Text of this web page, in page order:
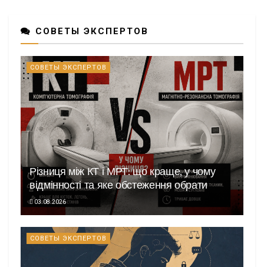
СОВЕТЫ ЭКСПЕРТОВ
СОВЕТЫ ЭКСПЕРТОВ
Різниця між КТ і МРТ: що краще, у чому
відмінності та яке обстеження обрати
03.08.2026
СОВЕТЫ ЭКСПЕРТОВ